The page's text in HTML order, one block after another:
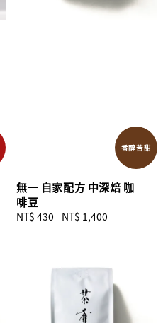
香醇苦甜
無一 自家配方 中深焙 咖
啡豆
Regular
NT$ 430 - NT$ 1,400